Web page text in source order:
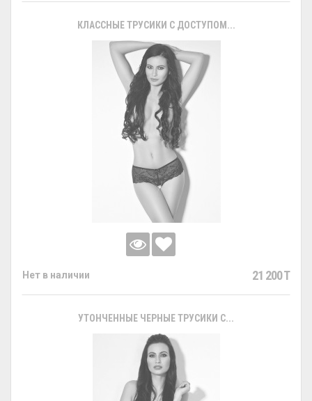
КЛАССНЫЕ ТРУСИКИ С ДОСТУПОМ...
Нет в наличии 21 200 T
УТОНЧЕННЫЕ ЧЕРНЫЕ ТРУСИКИ С...